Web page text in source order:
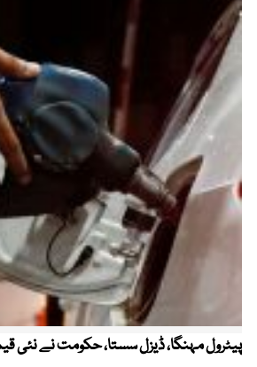
پیٹرول مہنگا، ڈیزل سستا، حکومت نے نئی